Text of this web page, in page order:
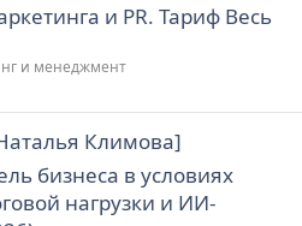
и PR. Тариф Весь
и менеджмент
Климова]
бизнеса в условиях
нагрузки и ИИ-